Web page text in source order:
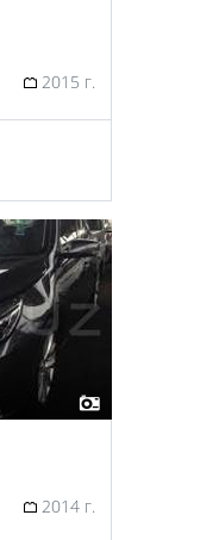
2015 г.
2014 г.